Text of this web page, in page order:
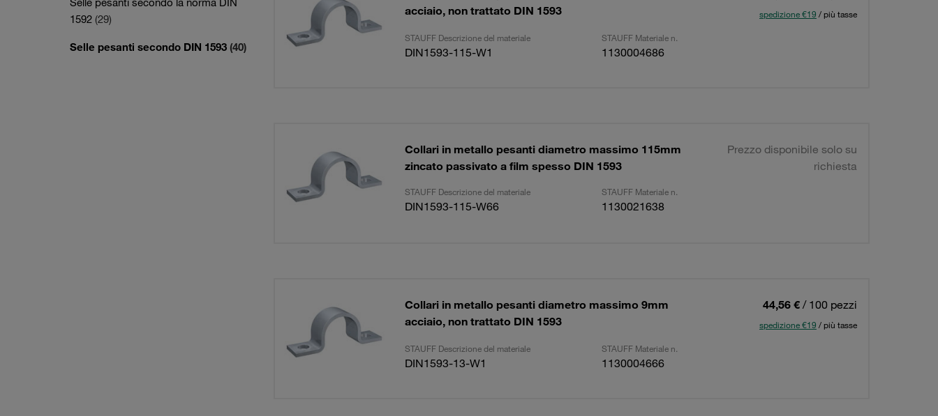
1592 (29)
Selle pesanti secondo DIN 1593 (40)
acciaio, non trattato DIN 1593
spedizione €19 / più tasse
STAUFF Descrizione del materiale STAUFF Materiale n.
DIN1593-115-W1 1130004686
Collari in metallo pesanti diametro massimo 115mm
zincato passivato a film spesso DIN 1593
Prezzo disponibile solo su
richiesta
STAUFF Descrizione del materiale STAUFF Materiale n.
DIN1593-115-W66 1130021638
Collari in metallo pesanti diametro massimo 9mm
acciaio, non trattato DIN 1593
44,56 € / 100 pezzi
spedizione €19 / più tasse
STAUFF Descrizione del materiale STAUFF Materiale n.
DIN1593-13-W1 1130004666